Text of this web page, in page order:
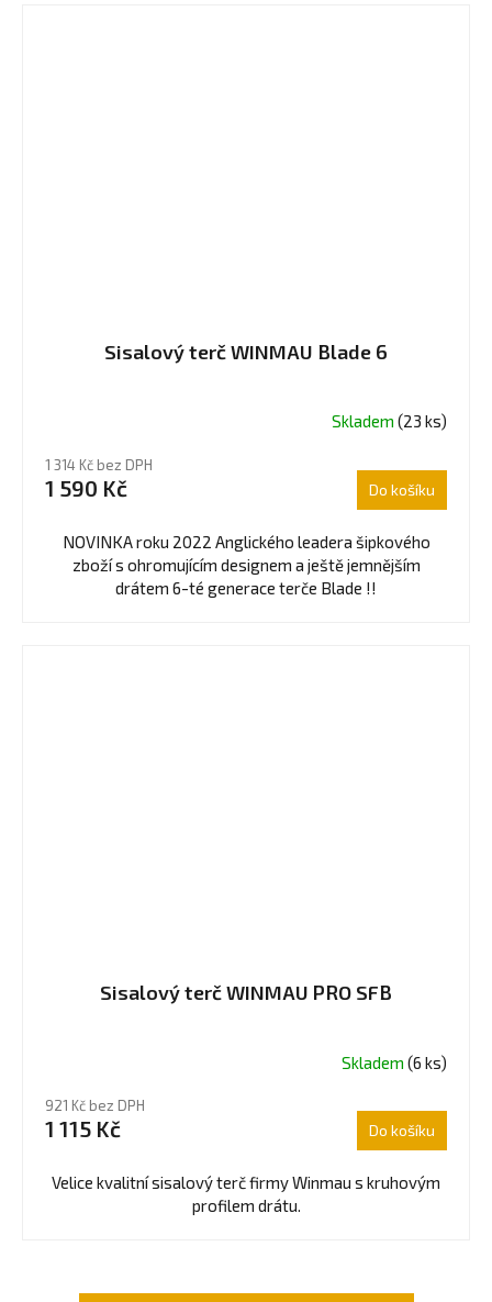
Sisalový terč WINMAU Blade 6
Skladem (23 ks)
1 314 Kč bez DPH
1 590 Kč Do košíku
NOVINKA roku 2022 Anglického leadera šipkového
zboží s ohromujícím designem a ještě jemnějším
drátem 6-té generace terče Blade !!
Sisalový terč WINMAU PRO SFB
Skladem (6 ks)
921 Kč bez DPH
1 115 Kč Do košíku
Velice kvalitní sisalový terč firmy Winmau s kruhovým
profilem drátu.